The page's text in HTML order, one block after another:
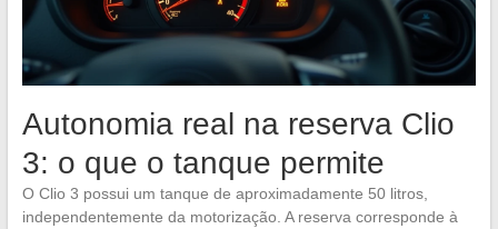
Autonomia real na reserva Clio
3: o que o tanque permite
O Clio 3 possui um tanque de aproximadamente 50 litros,
independentemente da motorização. A reserva corresponde à